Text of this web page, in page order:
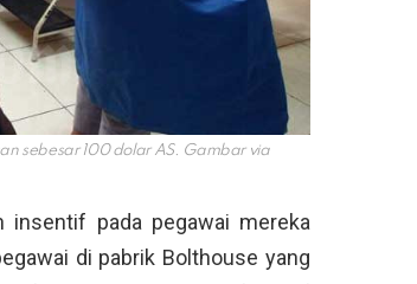
sebesar 100 dolar AS. Gambar via
insentif pada pegawai mereka
di pabrik Bolthouse yang